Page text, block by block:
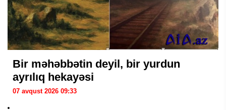
Bir məhəbbətin deyil, bir yurdun
ayrılıq hekayəsi
07 avqust 2026 09:33